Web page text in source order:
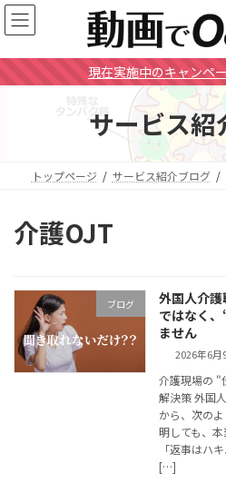
コ
ン
ン
ツ
ナ
ビ
ー
シ
現在実施中のキャンペ
サービス紹
トップページ サービス紹介ブログ
介護OJT
ブログ
外国人介
ではなく
ません
2026年6月
介護現場の "
解決策 外国
から、次の
明しても、
「返事はハ
[…]